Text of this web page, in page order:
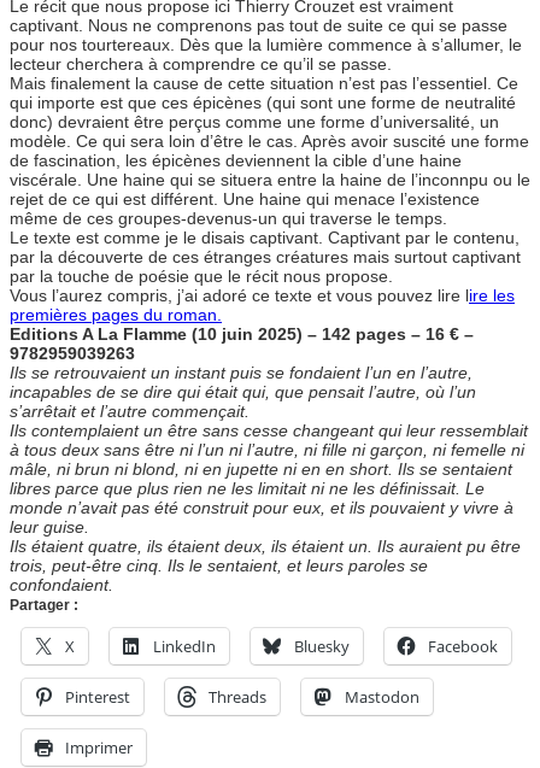
Le récit que nous propose ici Thierry Crouzet est vraiment
captivant. Nous ne comprenons pas tout de suite ce qui se passe
pour nos tourtereaux. Dès que la lumière commence à s’allumer, le
lecteur cherchera à comprendre ce qu’il se passe.
Mais finalement la cause de cette situation n’est pas l’essentiel. Ce
qui importe est que ces épicènes (qui sont une forme de neutralité
donc) devraient être perçus comme une forme d’universalité, un
modèle. Ce qui sera loin d’être le cas. Après avoir suscité une forme
de fascination, les épicènes deviennent la cible d’une haine
viscérale. Une haine qui se situera entre la haine de l’inconnpu ou le
rejet de ce qui est différent. Une haine qui menace l’existence
même de ces groupes-devenus-un qui traverse le temps.
Le texte est comme je le disais captivant. Captivant par le contenu,
par la découverte de ces étranges créatures mais surtout captivant
par la touche de poésie que le récit nous propose.
Vous l’aurez compris, j’ai adoré ce texte et vous pouvez lire lire les
premières pages du roman.
Editions A La Flamme (10 juin 2025) – 142 pages – 16 € –
9782959039263
Ils se retrouvaient un instant puis se fondaient l’un en l’autre,
incapables de se dire qui était qui, que pensait l’autre, où l’un
s’arrêtait et l’autre commençait.
Ils contemplaient un être sans cesse changeant qui leur ressemblait
à tous deux sans être ni l’un ni l’autre, ni fille ni garçon, ni femelle ni
mâle, ni brun ni blond, ni en jupette ni en en short. Ils se sentaient
libres parce que plus rien ne les limitait ni ne les définissait. Le
monde n’avait pas été construit pour eux, et ils pouvaient y vivre à
leur guise.
Ils étaient quatre, ils étaient deux, ils étaient un. Ils auraient pu être
trois, peut-être cinq. Ils le sentaient, et leurs paroles se
confondaient.
Partager :
X LinkedIn Bluesky Facebook
Pinterest Threads Mastodon
Imprimer